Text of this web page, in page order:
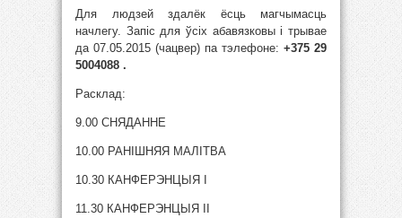
Для людзей здалёк ёсць магчымасць
начлегу. Запіс для ўсіх абавязковы і трывае
да 07.05.2015 (чацвер) па тэлефоне: +375 29
5004088 .
Расклад:
9.00 СНЯДАННЕ
10.00 РАНІШНЯЯ МАЛІТВА
10.30 КАНФЕРЭНЦЫЯ І
11.30 КАНФЕРЭНЦЫЯ ІІ